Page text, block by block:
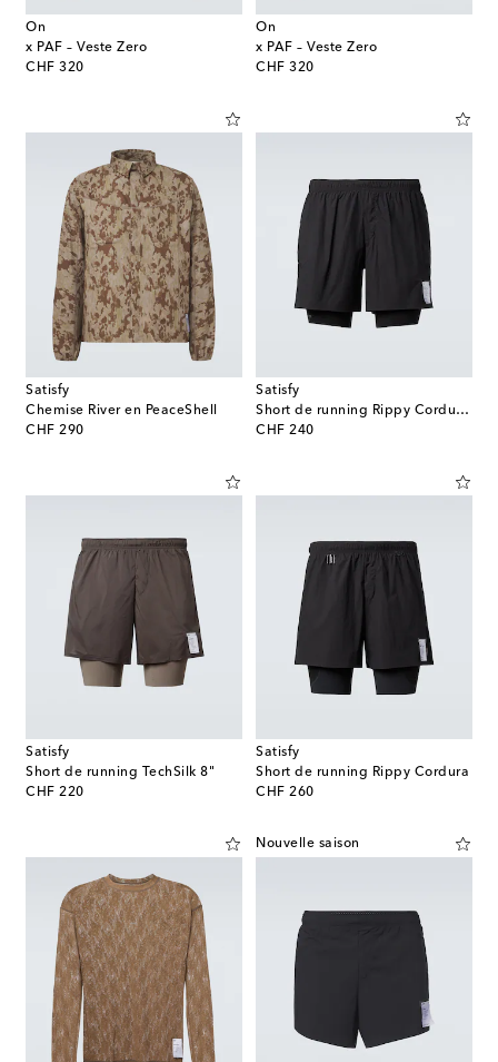
On
x PAF – Veste Zero
CHF 320
original price
On
x PAF – Veste Zero
CHF 320
original price
Satisfy
Chemise River en PeaceShell
CHF 290
original price
Satisfy
Short de running Rippy Cordura 5''
CHF 240
original price
Satisfy
Short de running TechSilk 8"
CHF 220
original price
Satisfy
Short de running Rippy Cordura
CHF 260
original price
Nouvelle saison